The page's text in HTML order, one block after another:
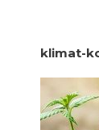
klimat-